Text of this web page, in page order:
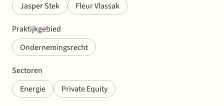
Jasper Stek
Fleur Vlassak
Praktijkgebied
Ondernemingsrecht
Sectoren
Energie
Private Equity